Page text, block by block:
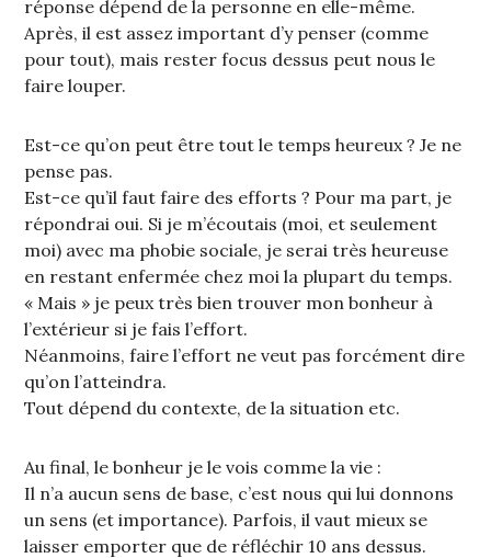
réponse dépend de la personne en elle-même.
Après, il est assez important d’y penser (comme
pour tout), mais rester focus dessus peut nous le
faire louper.
Est-ce qu’on peut être tout le temps heureux ? Je ne
pense pas.
Est-ce qu’il faut faire des efforts ? Pour ma part, je
répondrai oui. Si je m’écoutais (moi, et seulement
moi) avec ma phobie sociale, je serai très heureuse
en restant enfermée chez moi la plupart du temps.
« Mais » je peux très bien trouver mon bonheur à
l’extérieur si je fais l’effort.
Néanmoins, faire l’effort ne veut pas forcément dire
qu’on l’atteindra.
Tout dépend du contexte, de la situation etc.
Au final, le bonheur je le vois comme la vie :
Il n’a aucun sens de base, c’est nous qui lui donnons
un sens (et importance). Parfois, il vaut mieux se
laisser emporter que de réfléchir 10 ans dessus.